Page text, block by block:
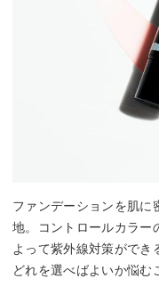
ファンデーションを肌に
地。コントロールカラー
よって紫外線対策ができ
どれを選べばよいか悩む